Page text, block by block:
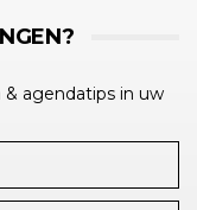
agendatips in uw